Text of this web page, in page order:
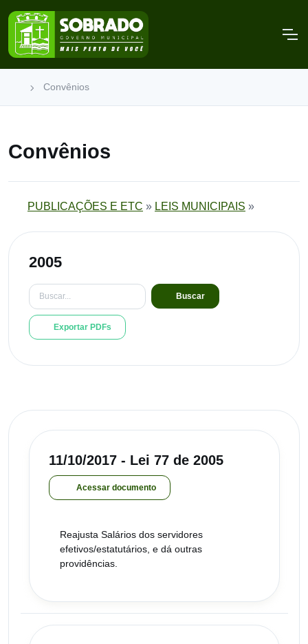
Convênios
Convênios
PUBLICAÇÕES E ETC » LEIS MUNICIPAIS »
2005
Buscar
Exportar PDFs
11/10/2017 - Lei 77 de 2005
Acessar documento
Reajusta Salários dos servidores
efetivos/estatutários, e dá outras
providências.